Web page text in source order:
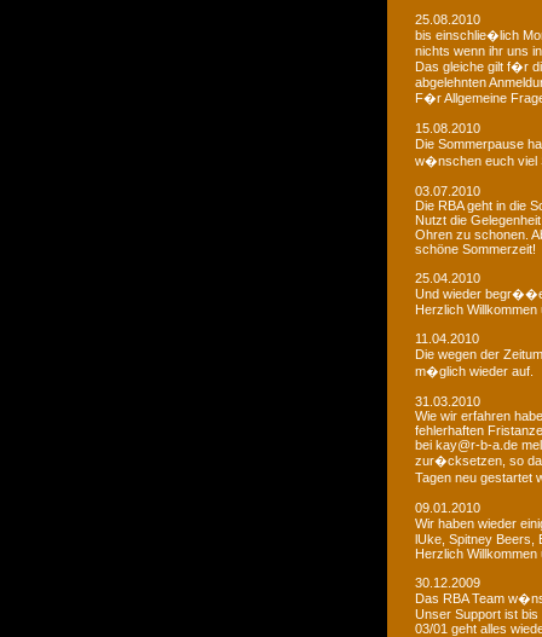
25.08.2010
bis einschlie�lich
nichts wenn ihr uns
Das gleiche gilt f�r
abgelehnten
F�r Allgemeine
15.08.2010
Die Sommerpause
w�nschen euch viel
03.07.2010
Die RBA geht in die
Nutzt die
Ohren zu schonen.
schöne Sommerzeit!
25.04.2010
Und wieder
Herzlich Willkommen
11.04.2010
Die wegen der
m�glich wieder auf.
31.03.2010
Wie wir erfahren
fehlerhaften
bei kay@r-b-a.de
zur�cksetzen, so
Tagen neu gestartet
09.01.2010
Wir haben wieder
lUke, Spitney Beers,
Herzlich Willkommen
30.12.2009
Das RBA Team
Unser Support ist bis
03/01 geht alles